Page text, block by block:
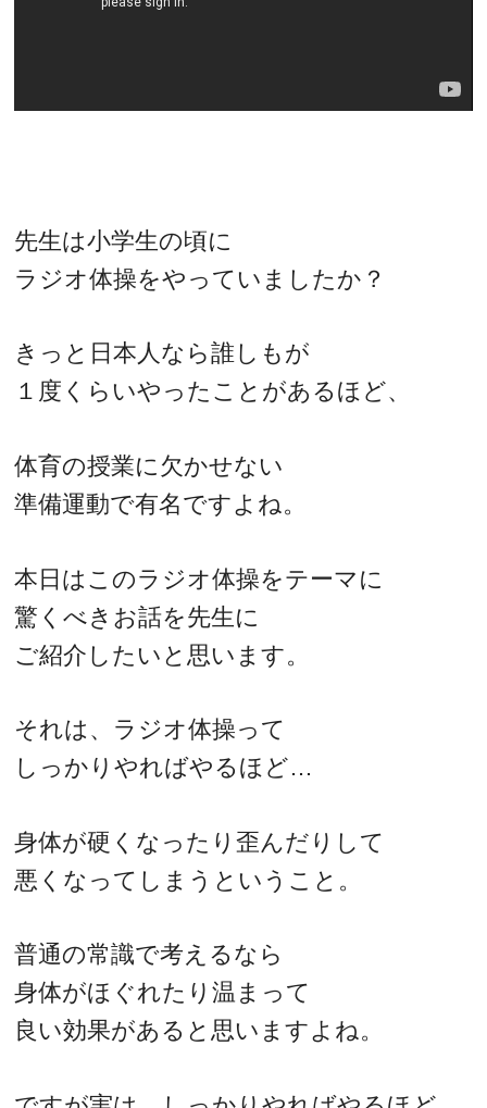
先生は小学生の頃に
ラジオ体操をやっていましたか？
きっと日本人なら誰しもが
１度くらいやったことがあるほど、
体育の授業に欠かせない
準備運動で有名ですよね。
本日はこのラジオ体操をテーマに
驚くべきお話を先生に
ご紹介したいと思います。
それは、ラジオ体操って
しっかりやればやるほど…
身体が硬くなったり歪んだりして
悪くなってしまうということ。
普通の常識で考えるなら
身体がほぐれたり温まって
良い効果があると思いますよね。